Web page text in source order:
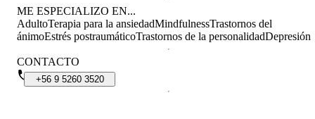
ME ESPECIALIZO EN...
AdultoTerapia para la ansiedadMindfulnessTrastornos del
ánimoEstrés postraumáticoTrastornos de la personalidadDepresión
CONTACTO
+56 9 5260 3520